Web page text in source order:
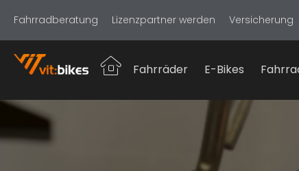
Fahrradberatung Lizenzpartner werden Versicherung
Fahrräder E-Bikes